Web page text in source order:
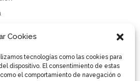
Cookies
tecnologías como las cookies para
dispositivo. El consentimiento de estas
el comportamiento de navegación o